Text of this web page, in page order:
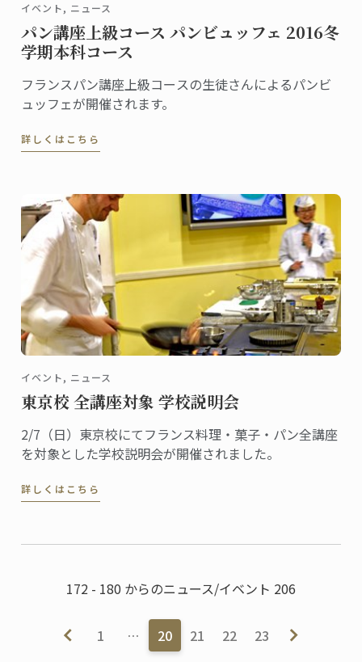
イベント, ニュース
パン講座上級コース パンビュッフェ 2016冬
学期本科コース
フランスパン講座上級コースの生徒さんによるパンビ
ュッフェが開催されます。
詳しくはこちら
イベント, ニュース
東京校 全講座対象 学校説明会
2/7（日）東京校にてフランス料理・菓子・パン全講座
を対象とした学校説明会が開催されました。
詳しくはこちら
172 - 180 からのニュース/イベント 206
1 … 20 21 22 23